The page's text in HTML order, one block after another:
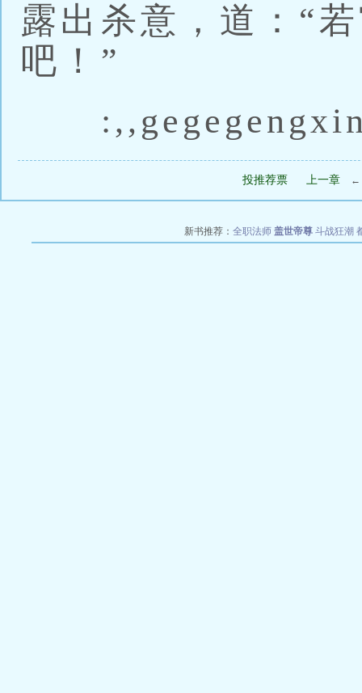
露出杀意，道：“
吧！”
投推荐票 上一章 ←
新书推荐： 全职法师 盖世帝尊 斗战狂潮